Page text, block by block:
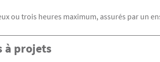
ou trois heures maximum, assurés par un
à projets